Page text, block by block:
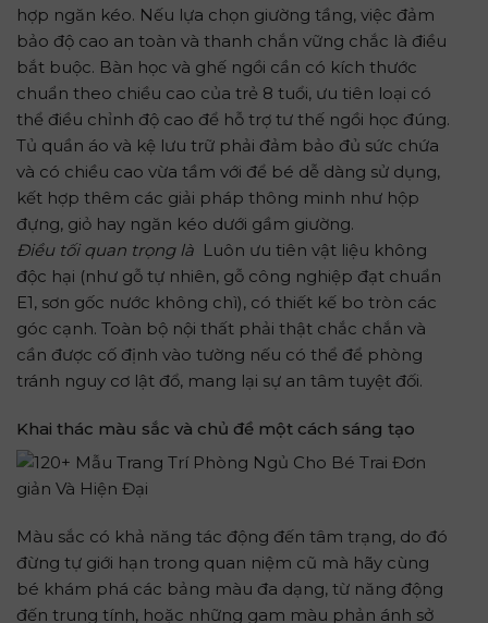
hợp ngăn kéo. Nếu lựa chọn giường tầng, việc đảm
bảo độ cao an toàn và thanh chắn vững chắc là điều
bắt buộc. Bàn học và ghế ngồi cần có kích thước
chuẩn theo chiều cao của trẻ 8 tuổi, ưu tiên loại có
thể điều chỉnh độ cao để hỗ trợ tư thế ngồi học đúng.
Tủ quần áo và kệ lưu trữ phải đảm bảo đủ sức chứa
và có chiều cao vừa tầm với để bé dễ dàng sử dụng,
kết hợp thêm các giải pháp thông minh như hộp
đựng, giỏ hay ngăn kéo dưới gầm giường.
Điều tối quan trọng là Luôn ưu tiên vật liệu không
độc hại (như gỗ tự nhiên, gỗ công nghiệp đạt chuẩn
E1, sơn gốc nước không chì), có thiết kế bo tròn các
góc cạnh. Toàn bộ nội thất phải thật chắc chắn và
cần được cố định vào tường nếu có thể để phòng
tránh nguy cơ lật đổ, mang lại sự an tâm tuyệt đối.
Khai thác màu sắc và chủ đề một cách sáng tạo
Màu sắc có khả năng tác động đến tâm trạng, do đó
đừng tự giới hạn trong quan niệm cũ mà hãy cùng
bé khám phá các bảng màu đa dạng, từ năng động
đến trung tính, hoặc những gam màu phản ánh sở